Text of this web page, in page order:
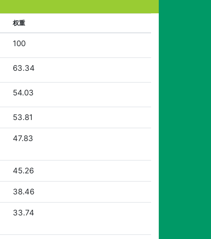
权重
100
63.34
54.03
53.81
47.83
45.26
38.46
33.74